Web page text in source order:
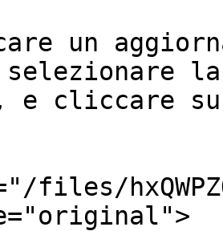
un
e cliccare
files/